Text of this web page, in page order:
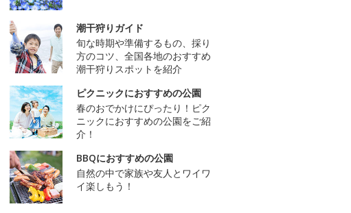
潮干狩りガイド
旬な時期や準備するもの、採り
方のコツ、全国各地のおすすめ
潮干狩りスポットを紹介
ピクニックにおすすめの公園
春のおでかけにぴったり！ピク
ニックにおすすめの公園をご紹
介！
BBQにおすすめの公園
自然の中で家族や友人とワイワ
イ楽しもう！